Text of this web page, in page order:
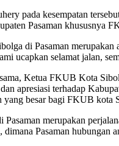
pada kesempatan
Pasaman khususnya
di Pasaman
ucapkan selamat jalan,
Ketua FKUB Kota
apresiasi terhadap
yang besar bagi FKUB kota
merupakan
Pasaman hubungan